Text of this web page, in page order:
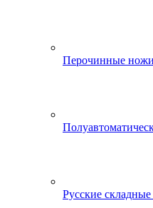
Перочинные ножи
Русские